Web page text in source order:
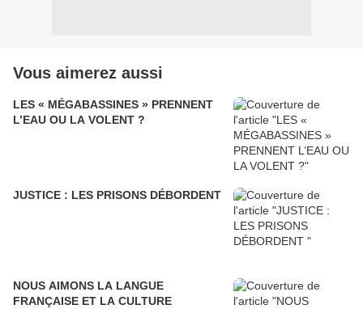
Vous aimerez aussi
LES « MÉGABASSINES » PRENNENT
L’EAU OU LA VOLENT ?
JUSTICE : LES PRISONS DÉBORDENT
NOUS AIMONS LA LANGUE
FRANÇAISE ET LA CULTURE